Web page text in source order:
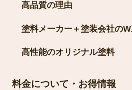
高品質の理由
塗料メーカー＋塗装会社の
高性能のオリジナル塗料
料金について・お得情報